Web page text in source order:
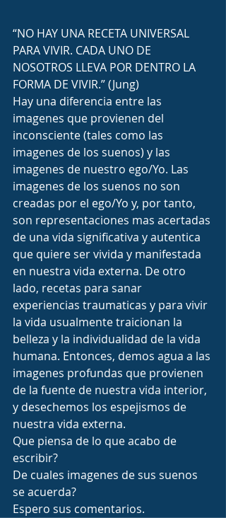
“NO HAY UNA RECETA UNIVERSAL
PARA VIVIR. CADA UNO DE
NOSOTROS LLEVA POR DENTRO LA
FORMA DE VIVIR.” (Jung)
Hay una diferencia entre las
imagenes que provienen del
inconsciente (tales como las
imagenes de los suenos) y las
imagenes de nuestro ego/Yo. Las
imagenes de los suenos no son
creadas por el ego/Yo y, por tanto,
son representaciones mas acertadas
de una vida significativa y autentica
que quiere ser vivida y manifestada
en nuestra vida externa. De otro
lado, recetas para sanar
experiencias traumaticas y para vivir
la vida usualmente traicionan la
belleza y la individualidad de la vida
humana. Entonces, demos agua a las
imagenes profundas que provienen
de la fuente de nuestra vida interior,
y desechemos los espejismos de
nuestra vida externa.
Que piensa de lo que acabo de
escribir?
De cuales imagenes de sus suenos
se acuerda?
Espero sus comentarios.